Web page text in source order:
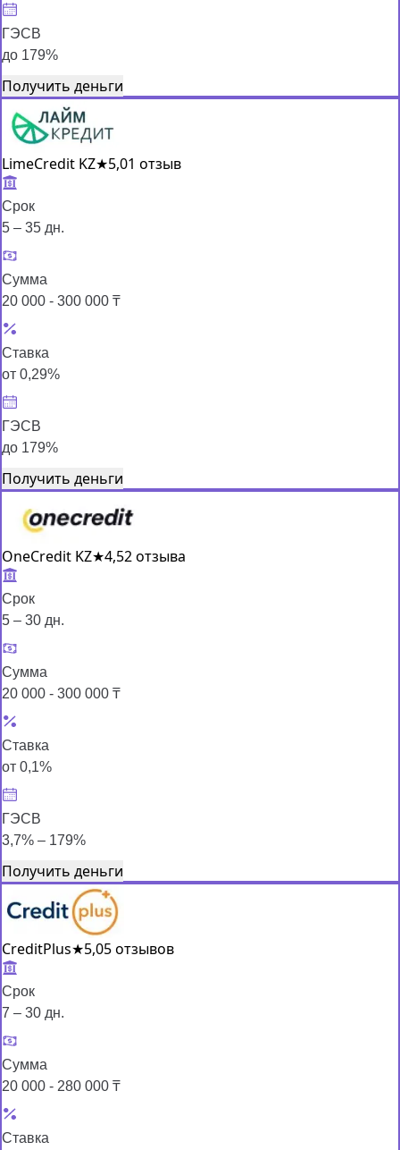
ГЭСВ
до 179%
Получить деньги
LimeCredit KZ★5,01 отзыв
Срок
5 – 35 дн.
Сумма
20 000 - 300 000 ₸
Ставка
от 0,29%
ГЭСВ
до 179%
Получить деньги
OneCredit KZ★4,52 отзыва
Срок
5 – 30 дн.
Сумма
20 000 - 300 000 ₸
Ставка
от 0,1%
ГЭСВ
3,7% – 179%
Получить деньги
CreditPlus★5,05 отзывов
Срок
7 – 30 дн.
Сумма
20 000 - 280 000 ₸
Ставка